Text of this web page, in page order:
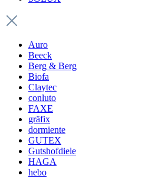
Auro
Beeck
Berg & Berg
Biofa
Claytec
conluto
FAXE
gräfix
dormiente
GUTEX
Gutshofdiele
HAGA
hebo